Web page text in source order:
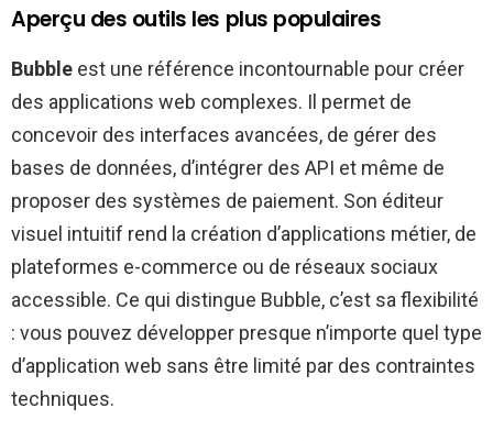
Aperçu des outils les plus populaires
Bubble est une référence incontournable pour créer
des applications web complexes. Il permet de
concevoir des interfaces avancées, de gérer des
bases de données, d’intégrer des API et même de
proposer des systèmes de paiement. Son éditeur
visuel intuitif rend la création d’applications métier, de
plateformes e-commerce ou de réseaux sociaux
accessible. Ce qui distingue Bubble, c’est sa flexibilité
: vous pouvez développer presque n’importe quel type
d’application web sans être limité par des contraintes
techniques.